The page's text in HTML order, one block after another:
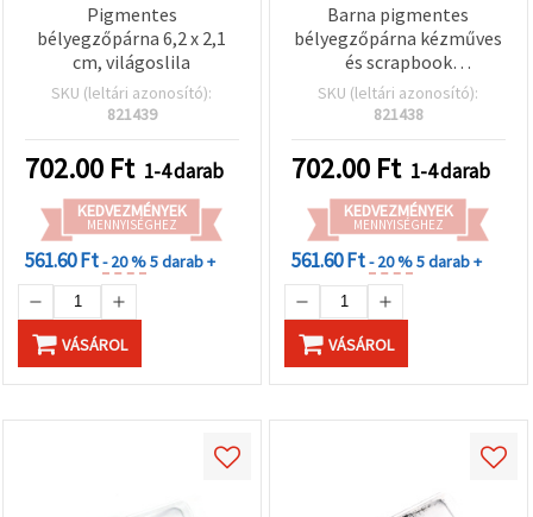
Pigmentes
bélyegzőpárna 6,2 x 2,1
cm, világoslila
SKU (leltári azonosító):
821439
702.00 Ft 1-4 darab
KEDVEZMÉNYEK
MENNYISÉGHEZ
561.60 Ft- 20 %5 darab +
VÁSÁROL
Barna pigmentes
bélyegzőpárna kézműves
és scrapbook
projektekhez, 6,2×2,1 cm
SKU (leltári azonosító):
821438
702.00 Ft 1-4 darab
KEDVEZMÉNYEK
MENNYISÉGHEZ
561.60 Ft- 20 %5 darab +
VÁSÁROL